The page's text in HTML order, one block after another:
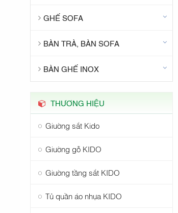
GHẾ SOFA
BÀN TRÀ, BÀN SOFA
BÀN GHẾ INOX
THƯƠNG HIỆU
Giường sắt Kido
Giường gỗ KIDO
Giường tầng sắt KIDO
Tủ quần áo nhựa KIDO